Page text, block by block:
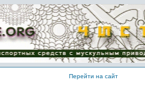
Перейти на сайт